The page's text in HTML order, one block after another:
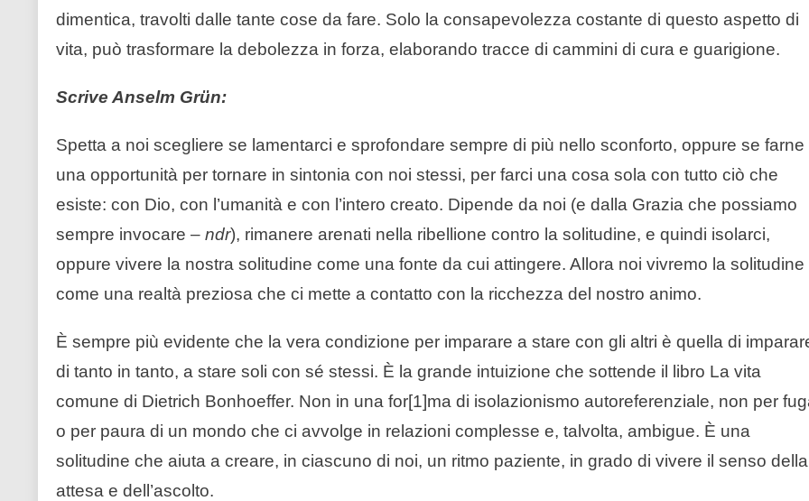
dimentica, travolti dalle tante cose da fare. Solo la consapevolezza costante di questo aspetto di
vita, può trasformare la debolezza in forza, elaborando tracce di cammini di cura e guarigione.
Scrive Anselm Grün:
Spetta a noi scegliere se lamentarci e sprofondare sempre di più nello sconforto, oppure se farne
una opportunità per tornare in sintonia con noi stessi, per farci una cosa sola con tutto ciò che
esiste: con Dio, con l’umanità e con l’intero creato. Dipende da noi (e dalla Grazia che possiamo
sempre invocare – ndr), rimanere arenati nella ribellione contro la solitudine, e quindi isolarci,
oppure vivere la nostra solitudine come una fonte da cui attingere. Allora noi vivremo la solitudine
come una realtà preziosa che ci mette a contatto con la ricchezza del nostro animo.
È sempre più evidente che la vera condizione per imparare a stare con gli altri è quella di
di tanto in tanto, a stare soli con sé stessi. È la grande intuizione che sottende il libro La vita
comune di Dietrich Bonhoeffer. Non in una for[1]ma di isolazionismo autoreferenziale, non per
o per paura di un mondo che ci avvolge in relazioni complesse e, talvolta, ambigue. È una
solitudine che aiuta a creare, in ciascuno di noi, un ritmo paziente, in grado di vivere il senso della
attesa e dell’ascolto.